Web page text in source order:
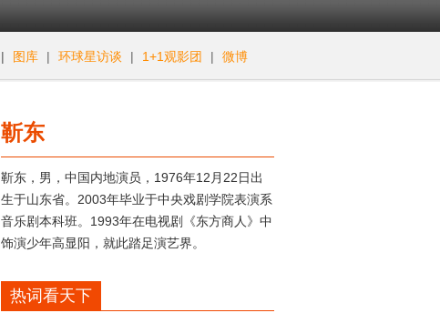
| 图库 | 环球星访谈 | 1+1观影团 | 微博
靳东
靳东，男，中国内地演员，1976年12月22日出
生于山东省。2003年毕业于中央戏剧学院表演系
音乐剧本科班。1993年在电视剧《东方商人》中
饰演少年高显阳，就此踏足演艺界。
热词看天下